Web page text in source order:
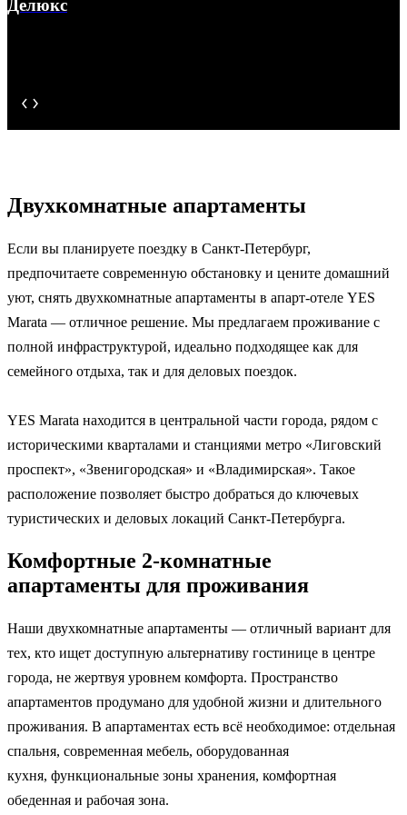
Делюкс
Двухкомнатные апартаменты
Если вы планируете поездку в Санкт-Петербург,
предпочитаете современную обстановку и цените домашний
уют, снять двухкомнатные апартаменты в апарт-отеле YES
Marata — отличное решение. Мы предлагаем проживание с
полной инфраструктурой, идеально подходящее как для
семейного отдыха, так и для деловых поездок.
YES Marata находится в центральной части города, рядом с
историческими кварталами и станциями метро «Лиговский
проспект», «Звенигородская» и «Владимирская». Такое
расположение позволяет быстро добраться до ключевых
туристических и деловых локаций Санкт-Петербурга.
Комфортные 2-комнатные
апартаменты для проживания
Наши двухкомнатные апартаменты — отличный вариант для
тех, кто ищет доступную альтернативу гостинице в центре
города, не жертвуя уровнем комфорта. Пространство
апартаментов продумано для удобной жизни и длительного
проживания. В апартаментах есть всё необходимое: отдельная
спальня, современная мебель, оборудованная
кухня, функциональные зоны хранения, комфортная
обеденная и рабочая зона.